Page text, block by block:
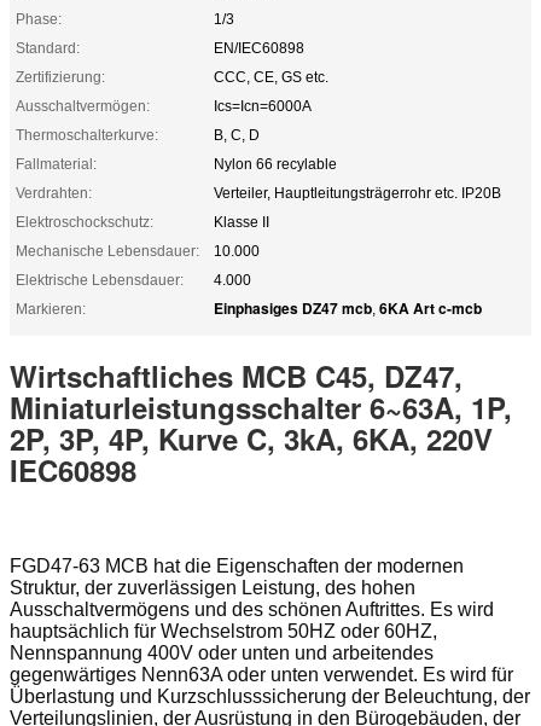
Phase:
1/3
Standard:
EN/IEC60898
Zertifizierung:
CCC, CE, GS etc.
Ausschaltvermögen:
Ics=Icn=6000A
Thermoschalterkurve:
B, C, D
Fallmaterial:
Nylon 66 recylable
Verdrahten:
Verteiler, Hauptleitungsträgerrohr etc. IP20B
Elektroschockschutz:
Klasse II
Mechanische Lebensdauer:
10.000
Elektrische Lebensdauer:
4.000
Markieren:
Einphasiges DZ47 mcb, 6KA Art c-mcb
Wirtschaftliches MCB C45, DZ47,
Miniaturleistungsschalter 6~63A, 1P,
2P, 3P, 4P, Kurve C, 3kA, 6KA, 220V
IEC60898
FGD47-63 MCB hat die Eigenschaften der modernen
Struktur, der zuverlässigen Leistung, des hohen
Ausschaltvermögens und des schönen Auftrittes. Es wird
hauptsächlich für Wechselstrom 50HZ oder 60HZ,
Nennspannung 400V oder unten und arbeitendes
gegenwärtiges Nenn63A oder unten verwendet. Es wird für
Überlastung und Kurzschlusssicherung der Beleuchtung, der
Verteilungslinien, der Ausrüstung in den Bürogebäuden, der